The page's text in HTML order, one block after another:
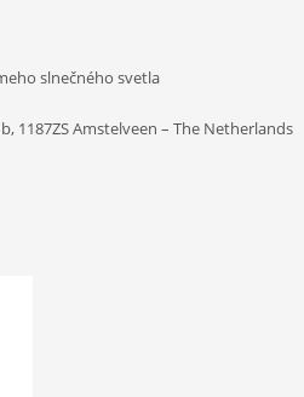
slnečného svetla
1187ZS Amstelveen – The Netherlands